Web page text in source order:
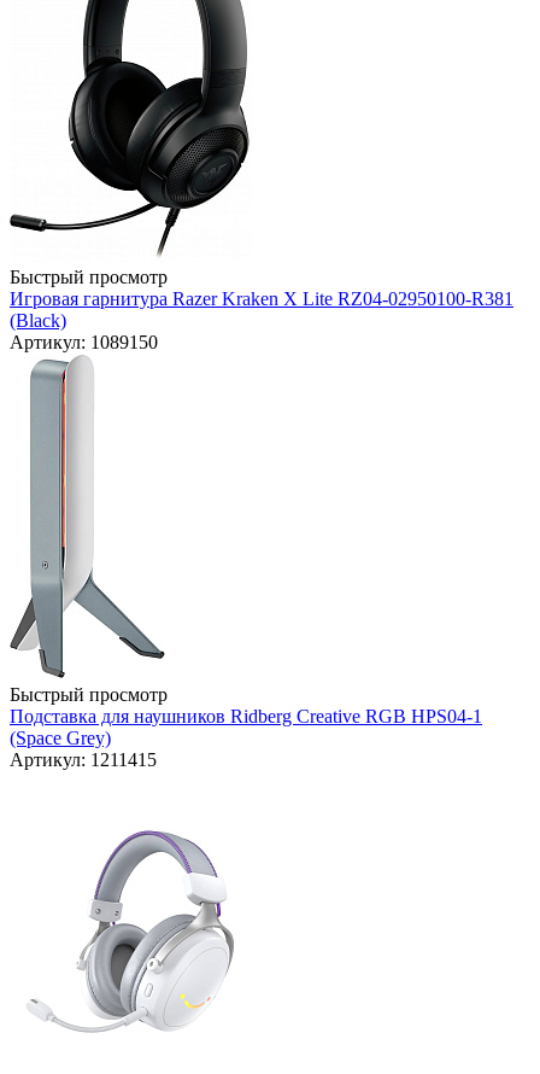
Быстрый просмотр
Игровая гарнитура Razer Kraken X Lite RZ04-02950100-R381
(Black)
Артикул: 1089150
Быстрый просмотр
Подставка для наушников Ridberg Creative RGB HPS04-1
(Space Grey)
Артикул: 1211415